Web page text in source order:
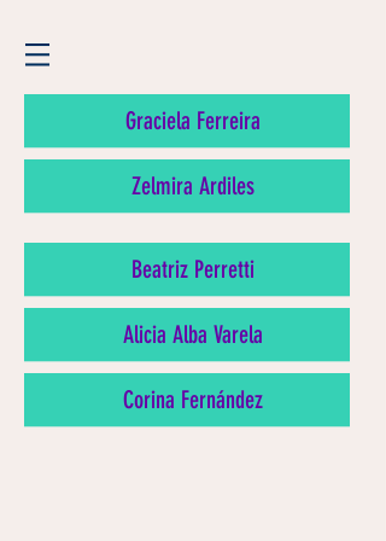
Graciela Ferreira
Zelmira Ardiles
Beatriz Perretti
Alicia Alba Varela
Corina Fernández